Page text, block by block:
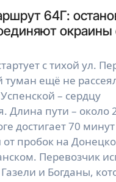
64Г:
окраины
с тихой ул.
туман ещё не
– сердцу
Длина пути – около
достигает 70
от пробок на
Перевозчик
и Богданы,